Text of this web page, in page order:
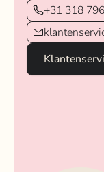
+31 318